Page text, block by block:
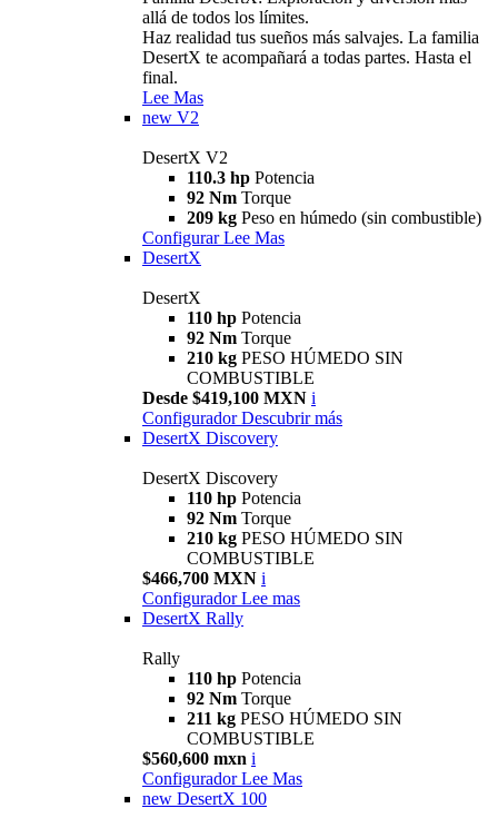
allá de todos los límites.
Haz realidad tus sueños más salvajes. La familia
DesertX te acompañará a todas partes. Hasta el
final.
Lee Mas
new V2
DesertX V2
110.3 hp Potencia
92 Nm Torque
209 kg Peso en húmedo (sin combustible)
Configurar Lee Mas
DesertX
DesertX
110 hp Potencia
92 Nm Torque
210 kg PESO HÚMEDO SIN
COMBUSTIBLE
Desde $419,100 MXN i
Configurador Descubrir más
DesertX Discovery
DesertX Discovery
110 hp Potencia
92 Nm Torque
210 kg PESO HÚMEDO SIN
COMBUSTIBLE
$466,700 MXN i
Configurador Lee mas
DesertX Rally
Rally
110 hp Potencia
92 Nm Torque
211 kg PESO HÚMEDO SIN
COMBUSTIBLE
$560,600 mxn i
Configurador Lee Mas
new DesertX 100